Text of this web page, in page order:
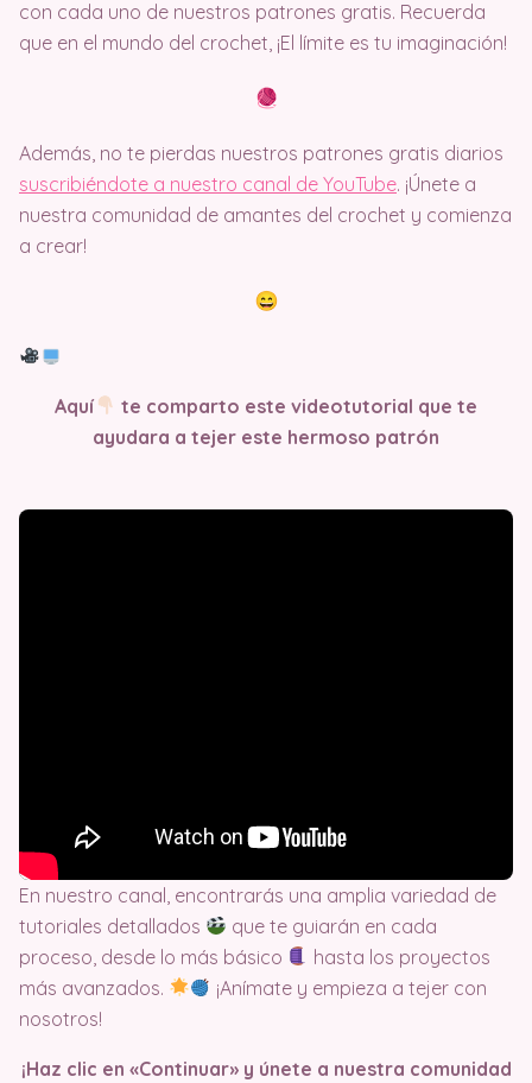
con cada uno de nuestros patrones gratis. Recuerda
que en el mundo del crochet, ¡El límite es tu imaginación!
Además, no te pierdas nuestros patrones gratis diarios
suscribiéndote a nuestro canal de YouTube. ¡Únete a
nuestra comunidad de amantes del crochet y comienza
a crear!
Aquí
te comparto este videotutorial que te
ayudara a tejer este hermoso patrón
En nuestro canal, encontrarás una amplia variedad de
tutoriales detallados
que te guiarán en cada
proceso, desde lo más básico
hasta los proyectos
más avanzados.
¡Anímate y empieza a tejer con
nosotros!
¡Haz clic en «Continuar» y únete a nuestra comunidad